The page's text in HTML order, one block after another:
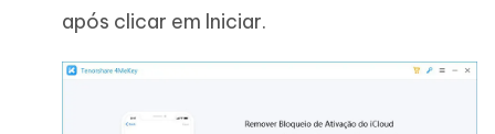
após clicar em Iniciar.